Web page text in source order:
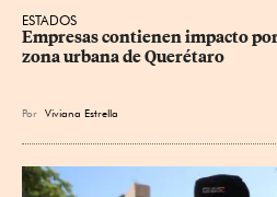
ESTADOS
Empresas contienen impacto
zona urbana de Querétaro
Por Viviana Estrella